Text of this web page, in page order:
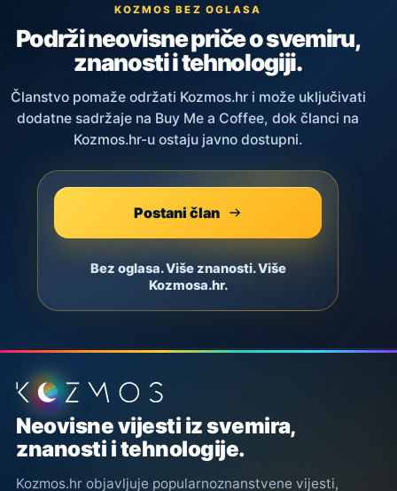
KOZMOS BEZ OGLASA
Podrži neovisne priče o svemiru,
znanosti i tehnologiji.
Članstvo pomaže održati Kozmos.hr i može uključivati
dodatne sadržaje na Buy Me a Coffee, dok članci na
Kozmos.hr-u ostaju javno dostupni.
Postani član
Bez oglasa. Više znanosti. Više
Kozmosa.hr.
Podnožje stranice
Neovisne vijesti iz svemira,
znanosti i tehnologije.
Kozmos.hr objavljuje popularnoznanstvene vijesti,